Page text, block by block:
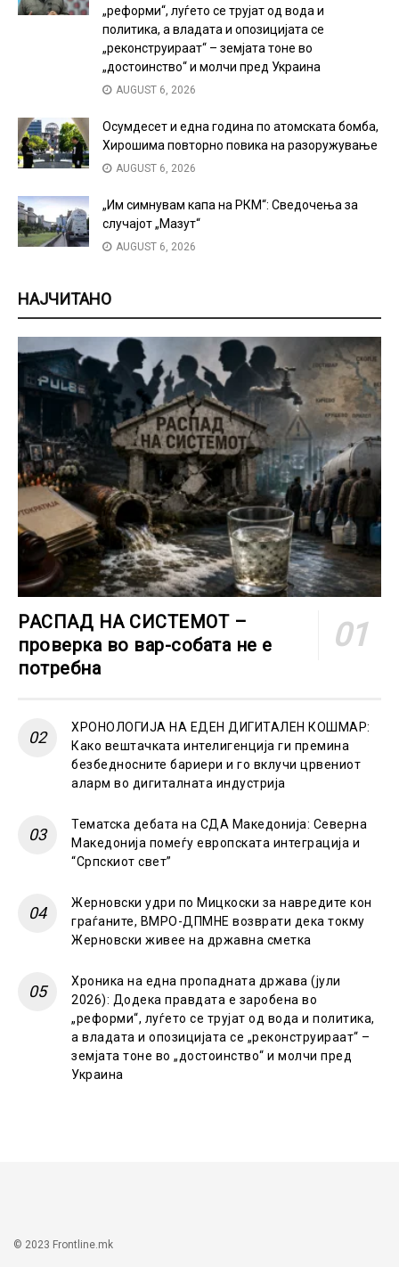
„реформи“, луѓето се трујат од вода и
политика, а владата и опозицијата се
„реконструираат“ – земјата тоне во
„достоинство“ и молчи пред Украина
AUGUST 6, 2026
Осумдесет и една година по атомската бомба,
Хирошима повторно повика на разоружување
AUGUST 6, 2026
„Им симнувам капа на РКМ“: Сведочења за
случајот „Мазут“
AUGUST 6, 2026
НАЈЧИТАНО
РАСПАД НА СИСТЕМОТ –
проверка во вар-собата не е
потребна
ХРОНОЛОГИЈА НА ЕДЕН ДИГИТАЛЕН КОШМАР:
Како вештачката интелигенција ги премина
безбедносните бариери и го вклучи црвениот
аларм во дигиталната индустрија
Тематска дебата на СДА Македонија: Северна
Македонија помеѓу европската интеграција и
“Српскиот свет”
Жерновски удри по Мицкоски за навредите кон
граѓаните, ВМРО-ДПМНЕ возврати дека токму
Жерновски живее на државна сметка
Хроника на една пропадната држава (јули
2026): Додека правдата е заробена во
„реформи“, луѓето се трујат од вода и политика,
а владата и опозицијата се „реконструираат“ –
земјата тоне во „достоинство“ и молчи пред
Украина
© 2023 Frontline.mk